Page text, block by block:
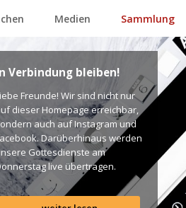
Medien Sammlung
Verbindung bleiben!
Freunde! Wir sind nicht nur
dieser Homepage erreichbar,
auch auf Instagram und
Darüberhinaus werden
Gottesdienste am
live übertragen.
findet Ihr dazu alle Links.
Segen! Live-Übertragung